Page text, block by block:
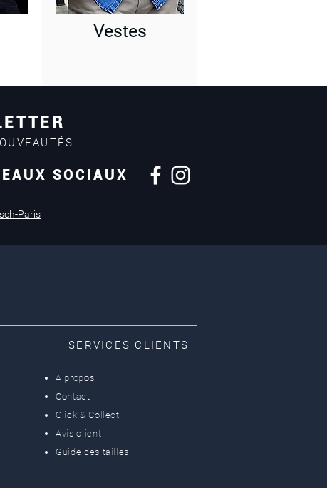
Vestes
SOCIAUX
Paris
SERVICES CLIENTS
A propos
Contact
Click & Collect
Avis client
Guide des tailles